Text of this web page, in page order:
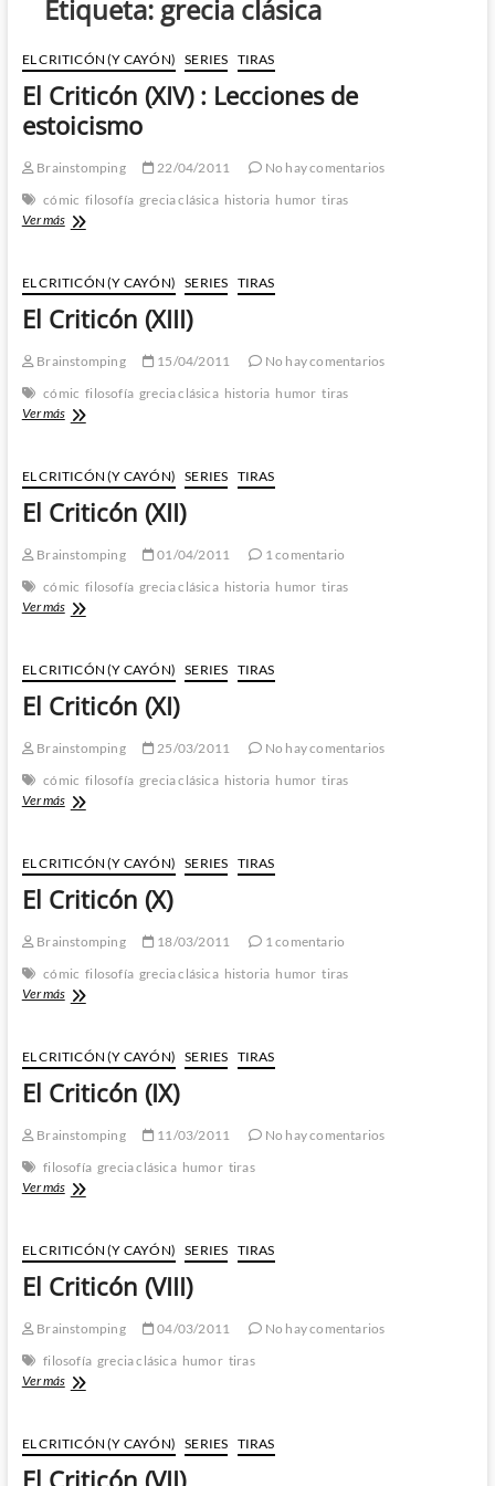
Etiqueta: grecia clásica
EL CRITICÓN (Y CAYÓN) SERIES TIRAS
El Criticón (XIV) : Lecciones de
estoicismo
Brainstomping 22/04/2011
No hay comentarios
cómic filosofía grecia clásica historia humor tiras
Ver másEl
:
Lecciones
de
EL CRITICÓN (Y CAYÓN) SERIES TIRAS
El Criticón (XIII)
Brainstomping 15/04/2011
No hay comentarios
cómic filosofía grecia clásica historia humor tiras
Ver másEl
EL CRITICÓN (Y CAYÓN)
SERIES TIRAS
El Criticón (XII)
Brainstomping 01/04/2011
1 comentario
cómic filosofía grecia clásica historia humor tiras
Ver másEl
EL CRITICÓN (Y CAYÓN)
SERIES TIRAS
El Criticón (XI)
Brainstomping 25/03/2011
No hay comentarios
cómic filosofía grecia clásica historia humor tiras
Ver másEl
EL CRITICÓN (Y CAYÓN)
SERIES TIRAS
El Criticón (X)
Brainstomping 18/03/2011
1 comentario
cómic filosofía grecia clásica historia humor tiras
Ver másEl
EL CRITICÓN (Y CAYÓN)
SERIES TIRAS
El Criticón (IX)
Brainstomping 11/03/2011
No hay comentarios
filosofía grecia clásica humor tiras
Ver másEl
EL CRITICÓN (Y CAYÓN)
SERIES TIRAS
El Criticón (VIII)
Brainstomping 04/03/2011
No hay comentarios
filosofía grecia clásica humor tiras
Ver másEl
EL CRITICÓN (Y CAYÓN)
SERIES TIRAS
El Criticón (VII)